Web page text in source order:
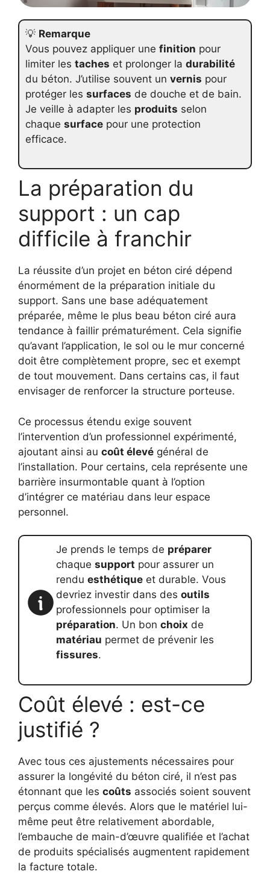
💡 Remarque
Vous pouvez appliquer une finition pour
limiter les taches et prolonger la durabilité
du béton. J’utilise souvent un vernis pour
protéger les surfaces de douche et de bain.
Je veille à adapter les produits selon
chaque surface pour une protection
efficace.
La préparation du
support : un cap
difficile à franchir
La réussite d’un projet en béton ciré dépend
énormément de la préparation initiale du
support. Sans une base adéquatement
préparée, même le plus beau béton ciré aura
tendance à faillir prématurément. Cela signifie
qu’avant l’application, le sol ou le mur concerné
doit être complètement propre, sec et exempt
de tout mouvement. Dans certains cas, il faut
envisager de renforcer la structure porteuse.
Ce processus étendu exige souvent
l’intervention d’un professionnel expérimenté,
ajoutant ainsi au coût élevé général de
l’installation. Pour certains, cela représente une
barrière insurmontable quant à l’option
d’intégrer ce matériau dans leur espace
personnel.
Je prends le temps de préparer
chaque support pour assurer un
rendu esthétique et durable. Vous
devriez investir dans des outils
professionnels pour optimiser la
préparation. Un bon choix de
matériau permet de prévenir les
fissures.
Coût élevé : est-ce
justifié ?
Avec tous ces ajustements nécessaires pour
assurer la longévité du béton ciré, il n’est pas
étonnant que les coûts associés soient souvent
perçus comme élevés. Alors que le matériel lui-
même peut être relativement abordable,
l’embauche de main-d’œuvre qualifiée et l’achat
de produits spécialisés augmentent rapidement
la facture totale.